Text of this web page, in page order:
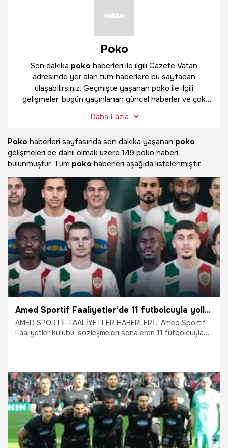
Poko
Son dakika poko haberleri ile ilgili Gazete Vatan
adresinde yer alan tüm haberlere bu sayfadan
ulaşabilirsiniz. Geçmişte yaşanan poko ile ilgili
gelişmeler, bugün yayınlanan güncel haberler ve çok
Daha Fazla
Poko haberleri sayfasında son dakika yaşanan poko
gelişmeleri de dahil olmak üzere 149 poko haberi
bulunmuştur. Tüm poko haberleri aşağıda listelenmiştir.
Amed Sportif Faaliyetler’de 11 futbolcuyla yollar ayrıldı
AMED SPORTİF FAALİYETLER HABERLERİ... Amed Sportif
Faaliyetler Kulübü, sözleşmeleri sona eren 11 futbolcuyla
17.07.2026 Diyarbakır